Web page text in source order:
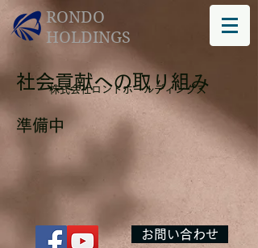
RONDO
HOLDINGS
株式会社ロンドホールディングス
社会貢献への取り組み
準備中
お問い合わせ